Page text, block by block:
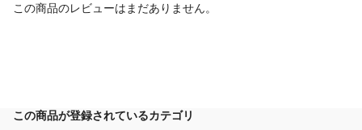
この商品のレビューはまだありません。
この商品が登録されているカテゴリ